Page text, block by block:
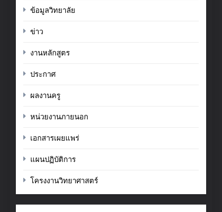
ข้อมูลวิทยาลัย
ข่าว
งานหลักสูตร
ประกาศ
ผลงานครู
หน่วยงานภายนอก
เอกสารเผยแพร่
แผนปฏิบัติการ
โครงงานวิทยาศาสตร์